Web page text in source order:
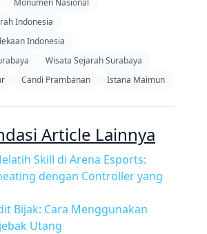
Monumen Nasional
Indonesia
Indonesia
Wisata Sejarah Surabaya
Candi Prambanan Istana Maimun
Article Lainnya
Skill di Arena Esports:
dengan Controller yang
Bijak: Cara Menggunakan
Utang